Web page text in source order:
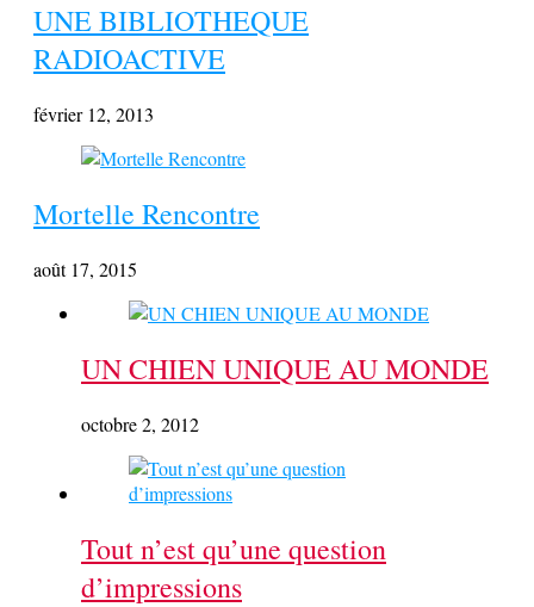
UNE BIBLIOTHEQUE
RADIOACTIVE
février 12, 2013
Mortelle Rencontre
août 17, 2015
UN CHIEN UNIQUE AU MONDE
octobre 2, 2012
Tout n’est qu’une question
d’impressions